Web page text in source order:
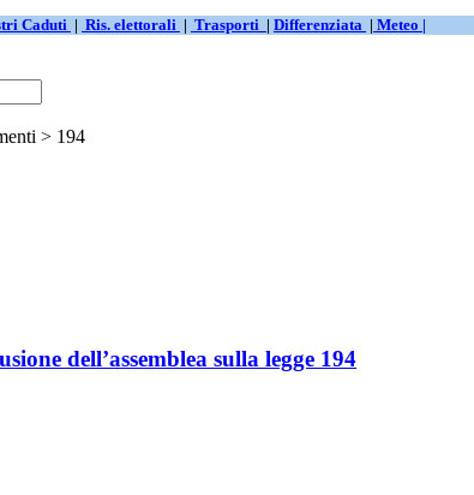
Caduti | Ris. elettorali | Trasporti | Differenziata | Meteo |
> 194
dell’assemblea sulla legge 194